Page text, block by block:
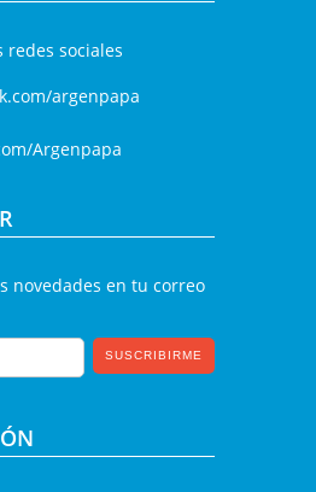
redes sociales
argenpapa
Argenpapa
novedades en tu correo